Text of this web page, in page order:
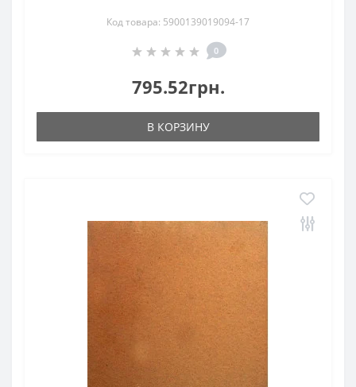
Код товара: 5900139019094-17
0
795.52грн.
В КОРЗИНУ